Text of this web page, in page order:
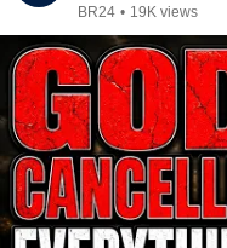
BR24 • 19K views